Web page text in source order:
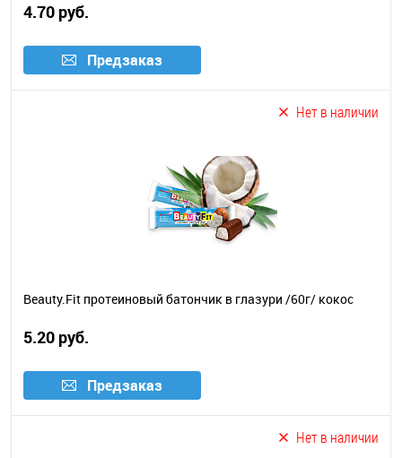
4.70 руб.
Предзаказ
Нет в наличии
Beauty.Fit протеиновый батончик в глазури /60г/ кокос
5.20 руб.
Предзаказ
Нет в наличии